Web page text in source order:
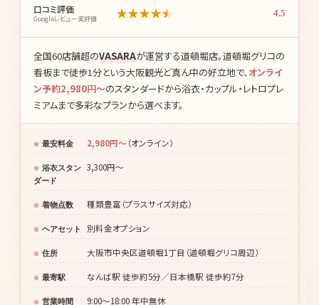
なんば駅・心斎橋駅・道頓堀
からの近さ
★★★★★ 5.0
セット内容
等の込み度
口コミ評価
Googleレビュー実評価 ★★★★★ 4.5
ン予約2,980円〜のスタンダードから浴衣・カップル・レトロプレ
ミアムまで多彩なプランから選べます。
最安料金 2,980円〜（オンライン）
浴衣スタン
3,300円〜